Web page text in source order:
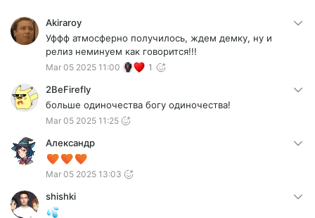
Akiraroy
Уффф атмосферно получилось, ждем демку, ну и
релиз неминуем как говорится!!!
Mar 05 2025 11:00 1
2BeFirefly
больше одиночества богу одиночества!
Mar 05 2025 11:25
Александр
Mar 05 2025 13:03
shishki